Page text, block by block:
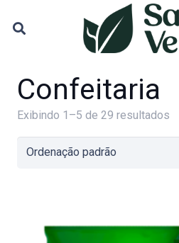
Confeitaria
Exibindo 1–5 de 29 resultados